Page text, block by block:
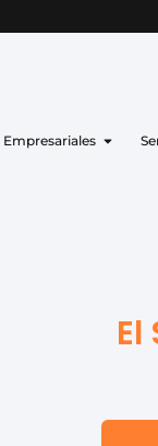
Empresariales